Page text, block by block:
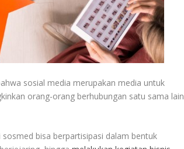
sosial media merupakan media untuk
orang-orang berhubungan satu sama lain
bisa berpartisipasi dalam bentuk